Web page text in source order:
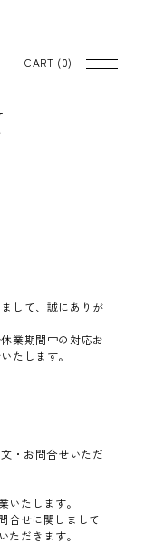
CART (0)
して、誠にありが
業期間中の対応お
たします。
・お問合せいただ
いたします。
合せに関しまして
ただきます。